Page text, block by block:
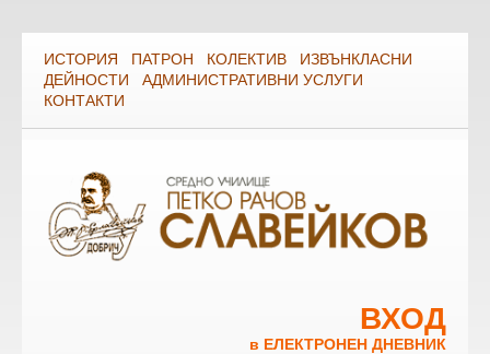
ИСТОРИЯ ПАТРОН КОЛЕКТИВ
ИЗВЪНКЛАСНИ
ДЕЙНОСТИ
АДМИНИСТРАТИВНИ УСЛУГИ
КОНТАКТИ
ВХОД
в ЕЛЕКТРОНЕН ДНЕВНИК